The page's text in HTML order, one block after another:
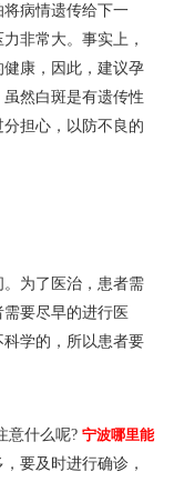
病情遗传给下一
非常大。事实上，
康，因此，建议孕
然白斑是有遗传性
担心，以防不良的
为了医治，患者需
要尽早的进行医
学的，所以患者要
什么呢? 宁波哪里能
要及时进行确诊，